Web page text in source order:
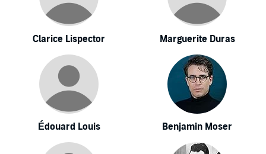
Clarice Lispector Marguerite Duras
Édouard Louis Benjamin Moser